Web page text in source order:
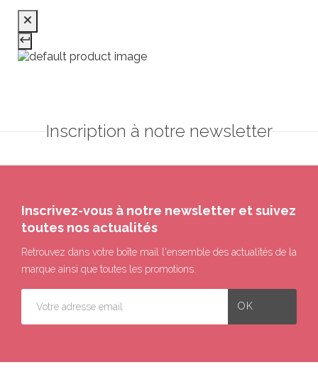
Inscription à notre newsletter
Inscrivez-vous à notre newsletter et suivez
toutes nos actualités
Retrouvez dans votre boîte mail l'ensemble des actualités de la
marque ainsi que toutes les promotions.